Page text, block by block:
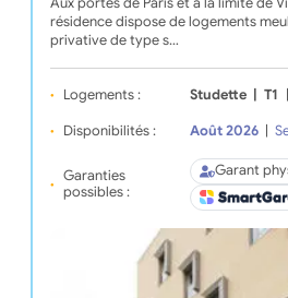
résidence dispose de logements
privative de type s…
Logements : Studette T1
Disponibilités : Août 2026
Garanties
possibles :
Garant